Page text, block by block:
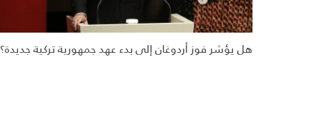
هل يؤشر فوز أردوغان إلى بدء عهد جمهورية تركية جديدة؟